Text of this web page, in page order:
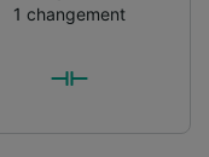
1 changement